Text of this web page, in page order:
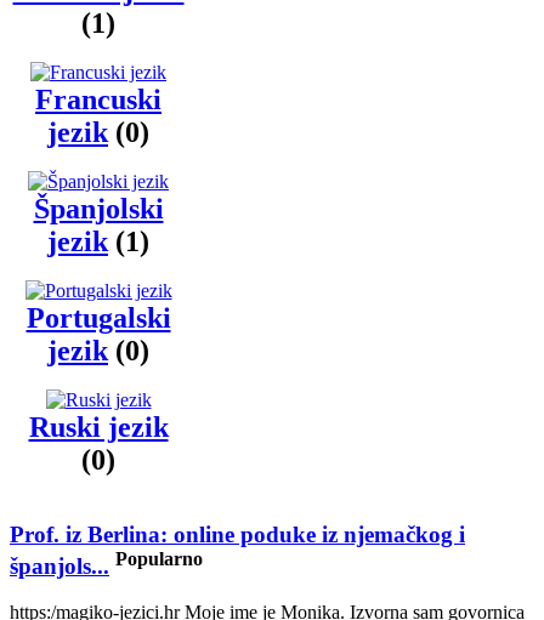
(1)
Francuski
jezik (0)
Španjolski
jezik (1)
Portugalski
jezik (0)
Ruski jezik
(0)
Prof. iz Berlina: online poduke iz njemačkog i
španjols... Popularno
https:/magiko-jezici.hr Moje ime je Monika. Izvorna sam govornica